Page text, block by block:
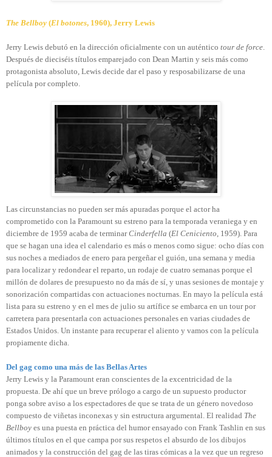
The Bellboy (El botones, 1960), Jerry Lewis
Jerry Lewis debutó en la dirección oficialmente con un auténtico tour de force
Después de dieciséis títulos emparejado con Dean Martin y seis más como
protagonista absoluto, Lewis decide dar el paso y resposabilizarse de una
película por completo.
Las circunstancias no pueden ser más apuradas porque el actor ha
comprometido con la Paramount su estreno para la temporada veraniega y en
diciembre de 1959 acaba de terminarCinderfella (El Ceniciento , 1959). Para
que se hagan una idea el calendario es más o menos como sigue: ocho días con
sus noches a mediados de enero para pergeñar el guión, una semana y media
para localizar y redondear el reparto, un rodaje de cuatro semanas porque el
millón de dolares de presupuesto no da más de sí, y unas sesiones de montaje y
sonorización compartidas con actuaciones nocturnas. En mayo la película está
lista para su estreno y en el mes de julio su artífice se embarca en un tour por
carretera para presentarla con actuaciones personales en varias ciudades de
Estados Unidos. Un instante para recuperar el aliento y vamos con la película
propiamente dicha.
Del gag como una más de las Bellas Artes
Jerry Lewis y la Paramount eran conscientes de la excentricidad de la
propuesta. De ahí que un breve prólogo a cargo de un supuesto productor
ponga sobre aviso a los espectadores de que se trata de un género novedoso
compuesto de viñetas inconexas y sin estructura argumental. El realidad The
Bellboy es una puesta en práctica del humor ensayado con Frank Tashlin en sus
últimos títulos en el que campa por sus respetos el absurdo de los dibujos
animados y la construcción del gag de las tiras cómicas a la vez que un regreso